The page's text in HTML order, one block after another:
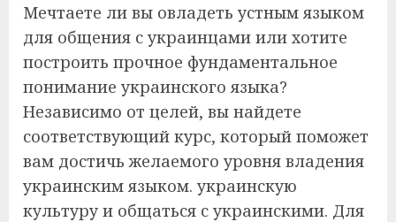
Мечтаете ли вы овладеть устным языком
для общения с украинцами или хотите
построить прочное фундаментальное
понимание украинского языка?
Независимо от целей, вы найдете
соответствующий курс, который поможет
вам достичь желаемого уровня владения
украинским языком. украинскую
культуру и общаться с украинскими. Для